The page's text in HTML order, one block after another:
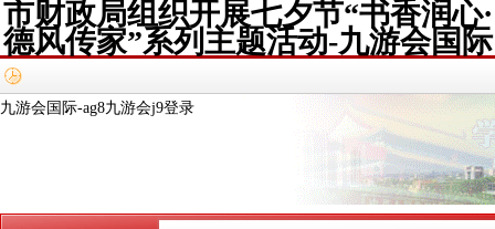
市财政局组织开展七夕节“书香润心·
德风传家”系列主题活动-九游会国际
九游会国际-ag8九游会j9登录